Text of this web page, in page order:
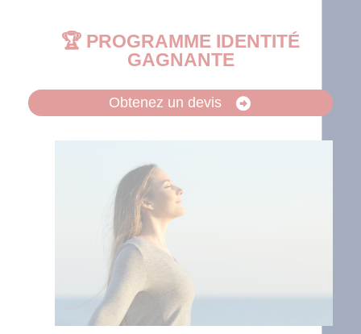
🏆 PROGRAMME IDENTITÉ
GAGNANTE
Obtenez un devis